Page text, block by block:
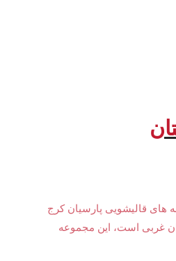
های قالیشویی پارسیان کرج
غربی است، این مجموعه